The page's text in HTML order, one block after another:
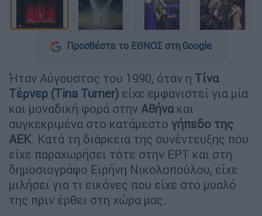
Προσθέστε το ΕΘΝΟΣ στη Google
Ήταν Αύγουστος του 1990, όταν η Τίνα
Τέρνερ (Tina Turner) είχε εμφανιστεί για μία
και μοναδική φορά στην Αθήνακαι
συγκεκριμένα στο κατάμεστο γήπεδο της
ΑΕΚ. Κατά τη διάρκεια της συνέντευξης που
είχε παραχωρήσει τότε στην ΕΡΤ και στη
δημοσιογράφο Ειρήνη Νικολοπούλου, είχε
μιλήσει για τι εικόνες που είχε στο μυαλό
της πριν έρθει στη χώρα μας.